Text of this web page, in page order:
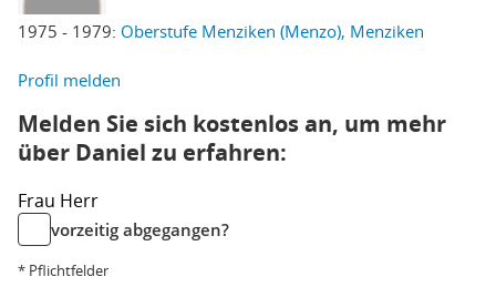
1975 - 1979: Oberstufe Menziken (Menzo), Menziken
Profil melden
Melden Sie sich kostenlos an, um mehr
über Daniel zu erfahren:
Frau Herr
vorzeitig abgegangen?
* Pflichtfelder